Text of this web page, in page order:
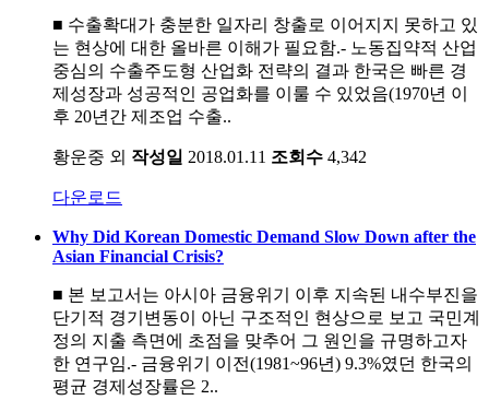
■ 수출확대가 충분한 일자리 창출로 이어지지 못하고 있
는 현상에 대한 올바른 이해가 필요함.- 노동집약적 산업
중심의 수출주도형 산업화 전략의 결과 한국은 빠른 경
제성장과 성공적인 공업화를 이룰 수 있었음(1970년 이
후 20년간 제조업 수출..
황운중 외 작성일 2018.01.11 조회수 4,342
다운로드
Why Did Korean Domestic Demand Slow Down after the
Asian Financial Crisis?
■ 본 보고서는 아시아 금융위기 이후 지속된 내수부진을
단기적 경기변동이 아닌 구조적인 현상으로 보고 국민계
정의 지출 측면에 초점을 맞추어 그 원인을 규명하고자
한 연구임.- 금융위기 이전(1981~96년) 9.3%였던 한국의
평균 경제성장률은 2..